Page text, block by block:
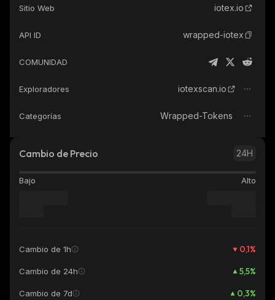
Sitio Web iotex.io
API ID wrapped-iotex
COMUNIDAD
Exploradores iotexscan.io
Categorías Wrapped-Tokens
Cambio de Precio 24H
Bajo Alto
Cambio de 1h 0,1%
Cambio de 24h 5,5%
Cambio de 7d 0,3%